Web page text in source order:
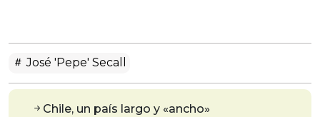
José 'Pepe' Secall
Chile, un país largo y «ancho»